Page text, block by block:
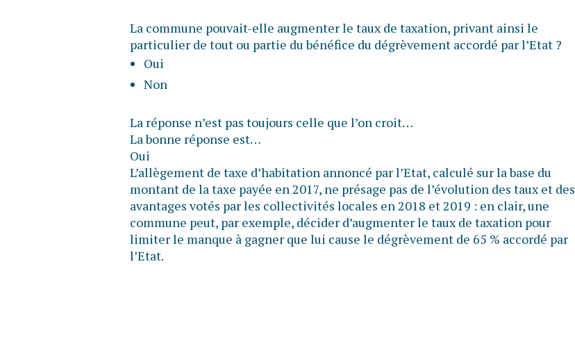
La commune pouvait-elle augmenter le taux de taxation, privant ainsi le
particulier de tout ou partie du bénéfice du dégrèvement accordé par l’Etat ?
Oui
Non
La réponse n’est pas toujours celle que l’on croit…
La bonne réponse est…
Oui
L’allègement de taxe d’habitation annoncé par l’Etat, calculé sur la base du
montant de la taxe payée en 2017, ne présage pas de l’évolution des taux et des
avantages votés par les collectivités locales en 2018 et 2019 : en clair, une
commune peut, par exemple, décider d’augmenter le taux de taxation pour
limiter le manque à gagner que lui cause le dégrèvement de 65 % accordé par
l’Etat.